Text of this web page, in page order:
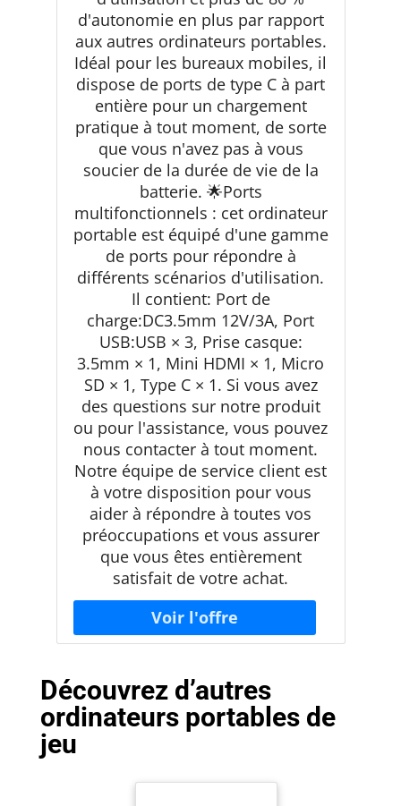
d'autonomie en plus par rapport
aux autres ordinateurs portables.
Idéal pour les bureaux mobiles, il
dispose de ports de type C à part
entière pour un chargement
pratique à tout moment, de sorte
que vous n'avez pas à vous
soucier de la durée de vie de la
batterie. 🌟Ports
multifonctionnels : cet ordinateur
portable est équipé d'une gamme
de ports pour répondre à
différents scénarios d'utilisation.
Il contient: Port de
charge:DC3.5mm 12V/3A, Port
USB:USB × 3, Prise casque:
3.5mm × 1, Mini HDMI × 1, Micro
SD × 1, Type C × 1. Si vous avez
des questions sur notre produit
ou pour l'assistance, vous pouvez
nous contacter à tout moment.
Notre équipe de service client est
à votre disposition pour vous
aider à répondre à toutes vos
préoccupations et vous assurer
que vous êtes entièrement
satisfait de votre achat.
Découvrez d’autres
ordinateurs portables de
jeu